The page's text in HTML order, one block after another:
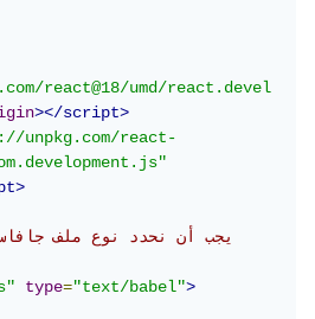
react@18/umd/react.devel
></script>
unpkg.com/react-
type="text/babel">